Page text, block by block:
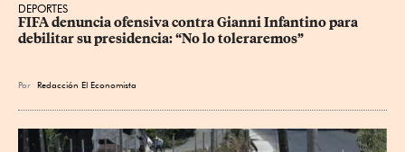
DEPORTES
FIFA denuncia ofensiva contra Gianni Infantino para
debilitar su presidencia: “No lo toleraremos”
Por Redacción El Economista